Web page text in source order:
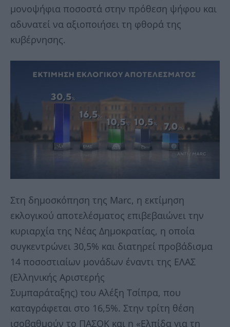
μονοψήφια ποσοστά στην πρόθεση ψήφου και
αδυνατεί να αξιοποιήσει τη φθορά της
κυβέρνησης.
Στη δημοσκόπηση της Marc, η εκτίμηση
εκλογικού αποτελέσματος επιβεβαιώνει την
κυριαρχία της Νέας Δημοκρατίας, η οποία
συγκεντρώνει 30,5% και διατηρεί προβάδισμα
14 ποσοστιαίων μονάδων έναντι της ΕΛΑΣ
(Ελληνικής Αριστερής
Συμπαράταξης) του Αλέξη Τσίπρα, που
καταγράφεται στο 16,5%. Στην τρίτη θέση
ισοβαθμούν το ΠΑΣΟΚ και η «Ελπίδα για τη